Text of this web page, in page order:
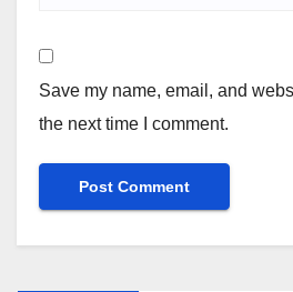
Save my name, email, and
the next time I comment.